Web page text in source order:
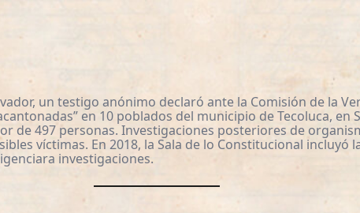
un testigo anónimo declaró ante la Comisión de la
en 10 poblados del municipio de Tecoluca, en
de 497 personas. Investigaciones posteriores de
víctimas. En 2018, la Sala de lo Constitucional incluyó
investigaciones.